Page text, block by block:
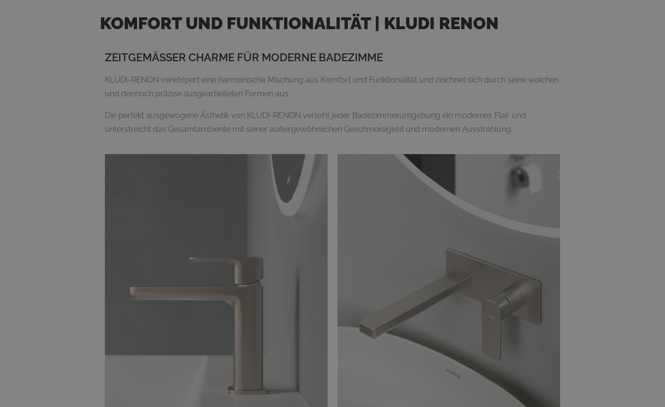
KOMFORT UND FUNKTIONALITÄT | KLUDI RENON
ZEITGEMÄSSER CHARME FÜR MODERNE BADEZIMME
KLUDI-RENON verkörpert eine harmonische Mischung aus Komfort und Funktionalität und zeichnet sich durch seine weichen
und dennoch präzise ausgearbeiteten Formen aus.
Die perfekt ausgewogene Ästhetik von KLUDI-RENON verleiht jeder Badezimmerumgebung ein modernes Flair und
unterstreicht das Gesamtambiente mit seiner außergewöhnlichen Geschmeidigkeit und modernen Ausstrahlung.